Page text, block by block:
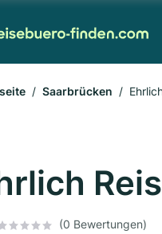
Saarbrücken
(0 Bewertungen)